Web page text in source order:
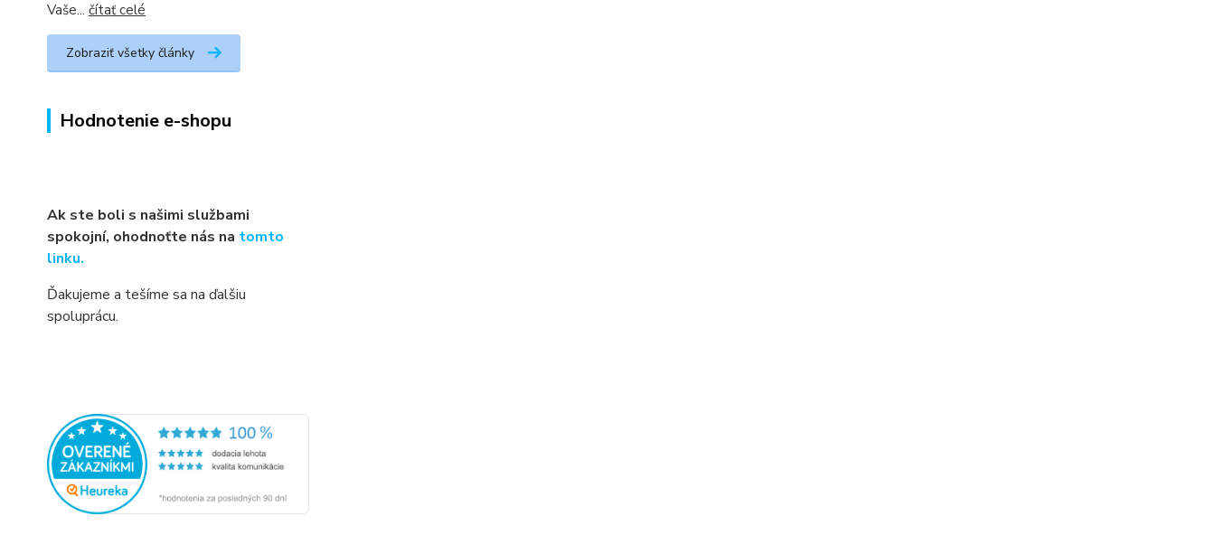
Vaše... čítať celé
Zobraziť všetky články
Hodnotenie e-shopu
Ak ste boli s našimi službami
spokojní, ohodnoťte nás na tomto
linku.
Ďakujeme a tešíme sa na ďalšiu
spoluprácu.